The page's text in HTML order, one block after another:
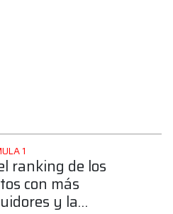
1
ranking de los
con más
y la